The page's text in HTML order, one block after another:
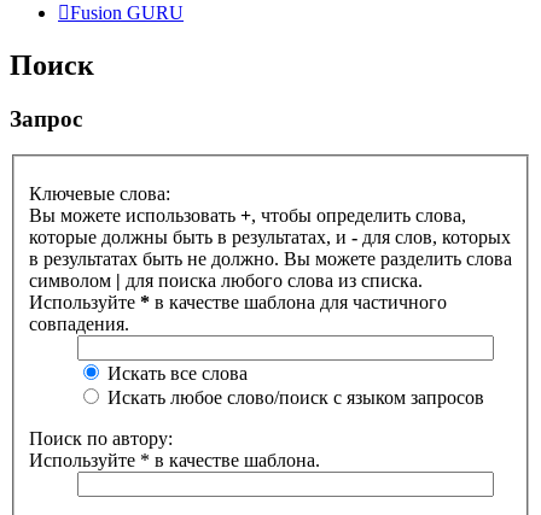
Fusion GURU
Поиск
Запрос
Ключевые слова:
Вы можете использовать +, чтобы определить слова,
которые должны быть в результатах, и - для слов, которых
в результатах быть не должно. Вы можете разделить слова
символом | для поиска любого слова из списка.
Используйте * в качестве шаблона для частичного
совпадения.
Искать все слова
Искать любое слово/поиск с языком запросов
Поиск по автору:
Используйте * в качестве шаблона.